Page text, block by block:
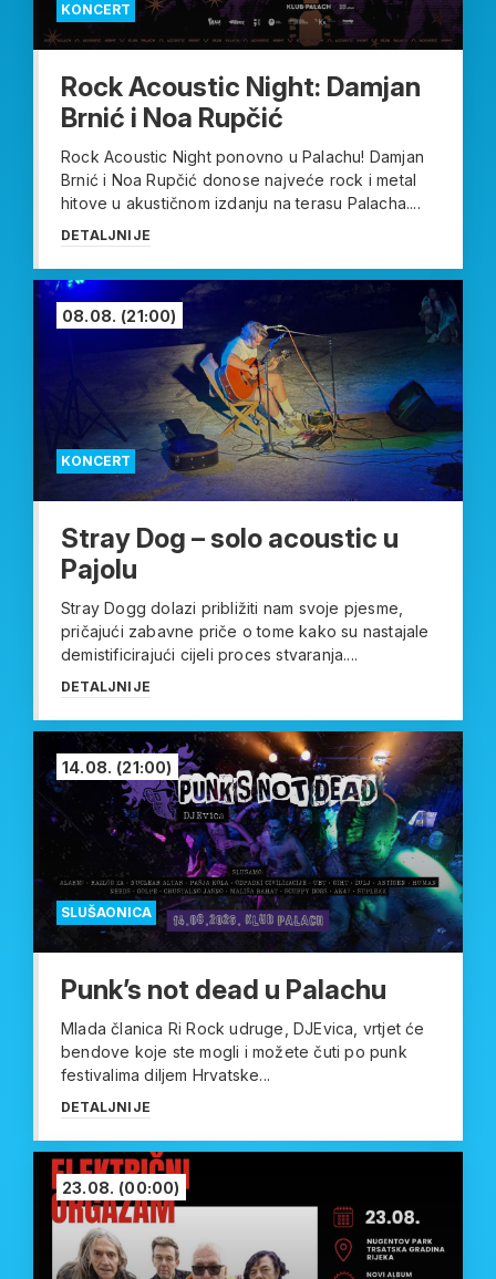
KONCERT
Rock Acoustic Night: Damjan
Brnić i Noa Rupčić
Rock Acoustic Night ponovno u Palachu! Damjan
Brnić i Noa Rupčić donose najveće rock i metal
hitove u akustičnom izdanju na terasu Palacha....
DETALJNIJE
KONCERT
08.08. (21:00)
Stray Dog – solo acoustic u
Pajolu
Stray Dogg dolazi približiti nam svoje pjesme,
pričajući zabavne priče o tome kako su nastajale
demistificirajući cijeli proces stvaranja....
DETALJNIJE
SLUŠAONICA
14.08. (21:00)
Punk’s not dead u Palachu
Mlada članica Ri Rock udruge, DJEvica, vrtjet će
bendove koje ste mogli i možete čuti po punk
festivalima diljem Hrvatske...
DETALJNIJE
23.08. (00:00)